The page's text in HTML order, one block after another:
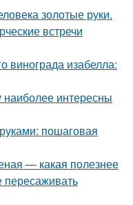
золотые руки.
встречи
винограда изабелла:
наиболее интересны
пошаговая
— какая полезнее
пересаживать